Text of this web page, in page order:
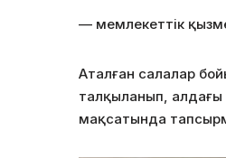
— мемлекеттік
Аталған салалар
талқыланып, алдағы
мақсатында